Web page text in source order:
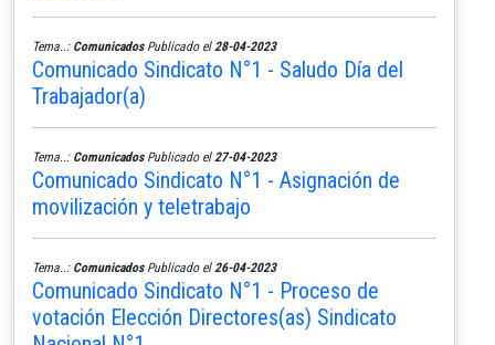
Tema..: ComunicadosPublicado el 28-04-2023
Comunicado Sindicato N°1 - Saludo Día del
Trabajador(a)
Tema..: ComunicadosPublicado el 27-04-2023
Comunicado Sindicato N°1 - Asignación de
movilización y teletrabajo
Tema..: ComunicadosPublicado el 26-04-2023
Comunicado Sindicato N°1 - Proceso de
votación Elección Directores(as) Sindicato